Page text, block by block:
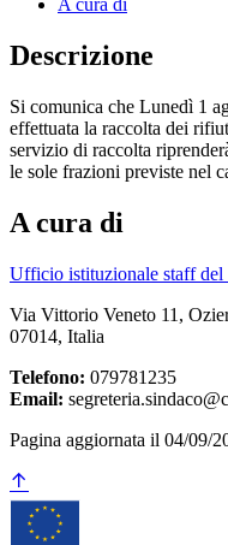
Descrizione
Si comunica che Lunedì 1
effettuata la raccolta dei
servizio di raccolta
le sole frazioni previste nel
A cura di
Ufficio istituzionale staff del
Via Vittorio Veneto 11,
07014, Italia
Telefono: 079781235
Email:
Pagina aggiornata il 04/09/